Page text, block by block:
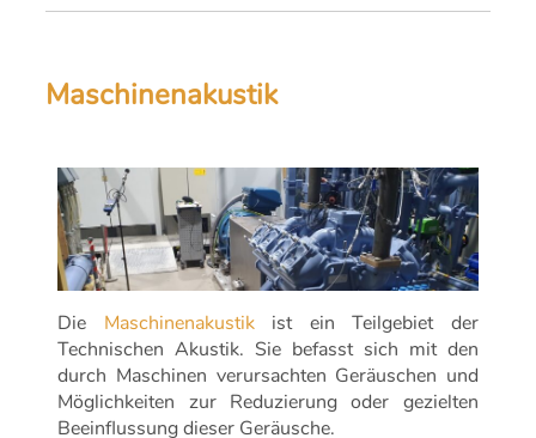
Maschinenakustik
Die Maschinenakustikist ein Teilgebiet der
Technischen Akustik. Sie befasst sich mit den
durch Maschinen verursachten Geräuschen und
Möglichkeiten zur Reduzierung oder gezielten
Beeinflussung dieser Geräusche.